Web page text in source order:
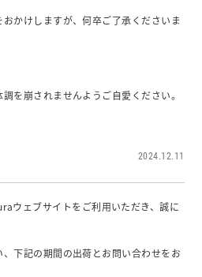
かけしますが、何卒ご了承くださいま
を崩されませんようご自愛ください。
2024.12.11
ウェブサイトをご利用いただき、誠に
下記の期間の出荷とお問い合わせをお